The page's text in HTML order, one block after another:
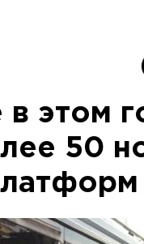
в этом
50